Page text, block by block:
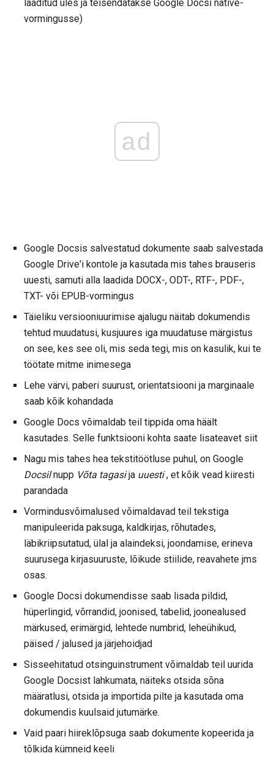
laaditud üles ja teisendatakse Google Docsi native-
vormingusse)
ad
Google Docsis salvestatud dokumente saab salvestada
Google Drive'i kontole ja kasutada mis tahes brauseris
uuesti, samuti alla laadida DOCX-, ODT-, RTF-, PDF-,
TXT- või EPUB-vormingus
Täieliku versiooniuurimise ajalugu näitab dokumendis
tehtud muudatusi, kusjuures iga muudatuse märgistus
on see, kes see oli, mis seda tegi, mis on kasulik, kui te
töötate mitme inimesega
Lehe värvi, paberi suurust, orientatsiooni ja marginaale
saab kõik kohandada
Google Docs võimaldab teil tippida oma häält
kasutades. Selle funktsiooni kohta saate lisateavet siit
Nagu mis tahes hea tekstitöötluse puhul, on Google
Docsilnupp Võta tagasija uuesti, et kõik vead kiiresti
parandada
Vormindusvõimalused võimaldavad teil tekstiga
manipuleerida paksuga, kaldkirjas, rõhutades,
läbikriipsutatud, ülal ja alaindeksi, joondamise, erineva
suurusega kirjasuuruste, lõikude stiilide, reavahete jms
osas.
Google Docsi dokumendisse saab lisada pildid,
hüperlingid, võrrandid, joonised, tabelid, joonealused
märkused, erimärgid, lehtede numbrid, leheühikud,
päised / jalused ja järjehoidjad
Sisseehitatud otsinguinstrument võimaldab teil uurida
Google Docsist lahkumata, näiteks otsida sõna
määratlusi, otsida ja importida pilte ja kasutada oma
dokumendis kuulsaid jutumärke.
Vaid paari hiireklõpsuga saab dokumente kopeerida ja
tõlkida kümneid keeli